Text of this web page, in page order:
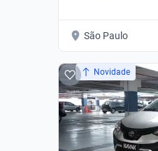
São Paulo
Novidade